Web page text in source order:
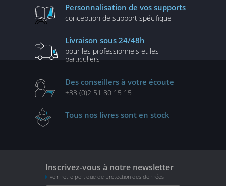
Personnalisation de vos supports
conception de support spécifique
Livraison sous 24/48h
pour les professionnels et les
particuliers
Des conseillers à votre écoute
+33 (0)2 51 80 15 15
Tous nos livres sont en stock
Inscrivez-vous à notre newsletter
voir notre politique de protection des données